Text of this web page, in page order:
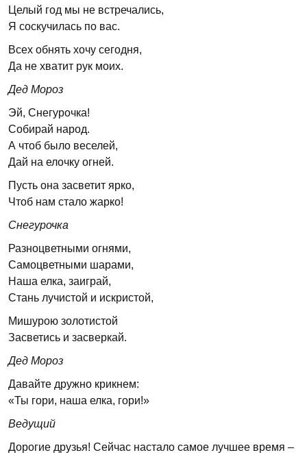
Целый год мы не встречались,
Я соскучилась по вас.
Всех обнять хочу сегодня,
Да не хватит рук моих.
Дед Мороз
Эй, Снегурочка!
Собирай народ.
А чтоб было веселей,
Дай на елочку огней.
Пусть она засветит ярко,
Чтоб нам стало жарко!
Снегурочка
Разноцветными огнями,
Самоцветными шарами,
Наша елка, заиграй,
Стань лучистой и искристой,
Мишурою золотистой
Засветись и засверкай.
Дед Мороз
Давайте дружно крикнем:
«Ты гори, наша елка, гори!»
Ведущий
Дорогие друзья! Сейчас настало самое лучшее время –